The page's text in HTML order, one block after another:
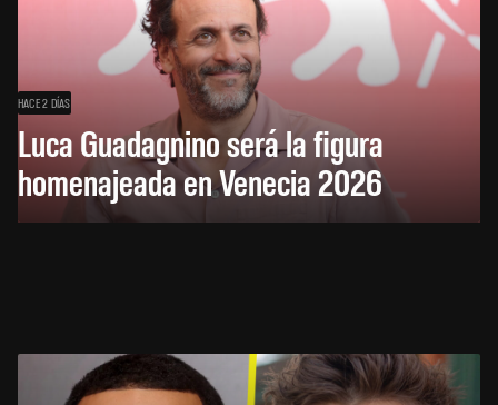
HACE 2 DÍAS
Luca Guadagnino será la figura
homenajeada en Venecia 2026